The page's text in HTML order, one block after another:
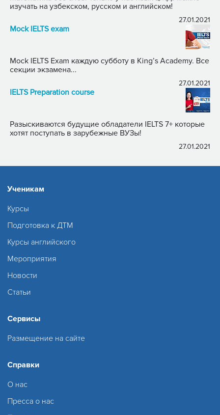
изучать на узбекском, русском и английском!
27.01.2021
Mock IELTS exam
Mock IELTS Exam каждую субботу в King’s Academy. Все
секции экзамена...
27.01.2021
IELTS Preparation course
Разыскиваются будущие обладатели IELTS 7+ которые
хотят поступать в зарубежные ВУЗы!
27.01.2021
Ученикам
Курсы
Подготовка к ДТМ
Курсы английского
Мероприятия
Новости
Статьи
Сервисы
Размещение на сайте
Справки
О нас
Пресса о нас